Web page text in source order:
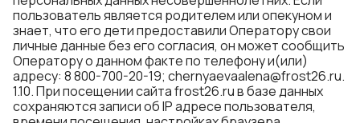
пользователь является родителем или опекуном и
знает, что его дети предоставили Оператору свои
личные данные без его согласия, он может сообщить
Оператору о данном факте по телефону и(или)
адресу: 8 800-700-20-19; chernyaevaalena@frost26.ru.
1.10. При посещении сайта frost26.ru в базе данных
сохраняются записи об IP адресе пользователя,